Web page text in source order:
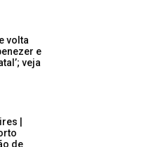
volta
e
veja
|
de